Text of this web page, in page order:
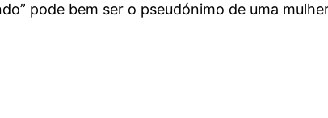
pode bem ser o pseudónimo de uma